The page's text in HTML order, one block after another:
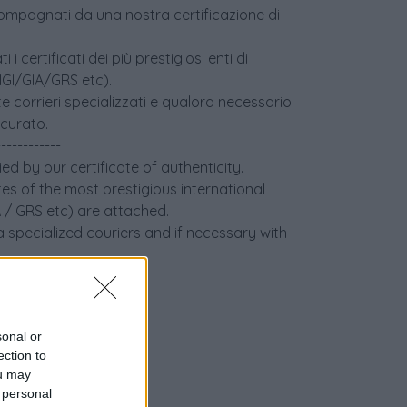
or
to
may
da una nostra certificazione di
i certificati dei più prestigiosi enti di
GIA/GRS etc).
corrieri specializzati e qualora necessario
by our certificate of authenticity.
of the most prestigious international
GRS etc) are attached.
specialized couriers and if necessary with